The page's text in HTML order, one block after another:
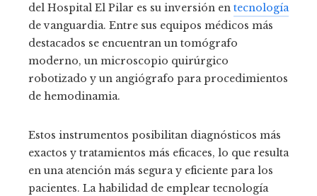
del Hospital El Pilar es su inversión en tecnología
de vanguardia. Entre sus equipos médicos más
destacados se encuentran un tomógrafo
moderno, un microscopio quirúrgico
robotizado y un angiógrafo para procedimientos
de hemodinamia.
Estos instrumentos posibilitan diagnósticos más
exactos y tratamientos más eficaces, lo que resulta
en una atención más segura y eficiente para los
pacientes. La habilidad de emplear tecnología